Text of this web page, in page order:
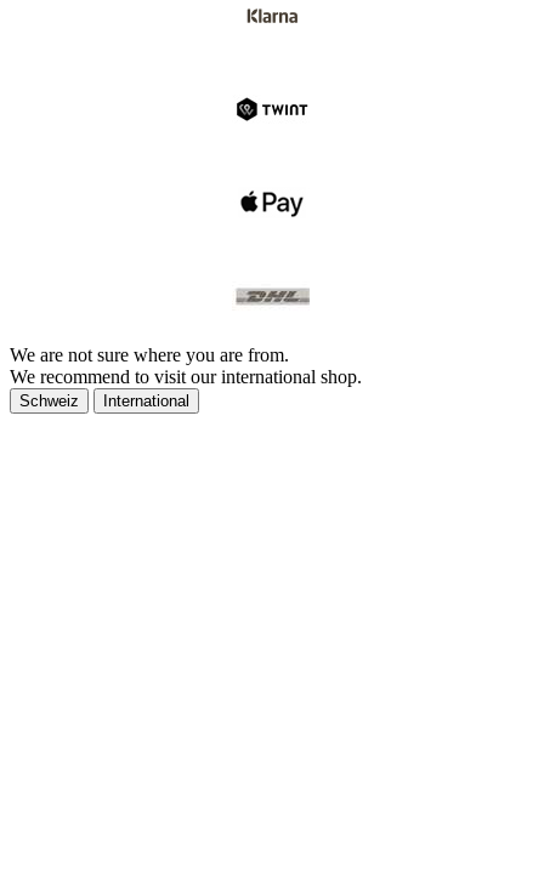
We are not sure where you are from.
We recommend to visit our international shop.
Schweiz International